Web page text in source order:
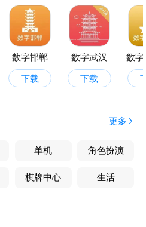
数字邯郸
下载
数字武汉
下载
数
更多
单机 角色扮演
棋牌中心 生活